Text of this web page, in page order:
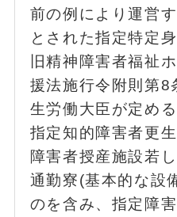
前の例により運営
とされた指定特定
旧精神障害者福祉
援法施行令附則第8
生労働大臣が定め
指定知的障害者更
障害者授産施設若
通勤寮(基本的な設
のを含み、指定障